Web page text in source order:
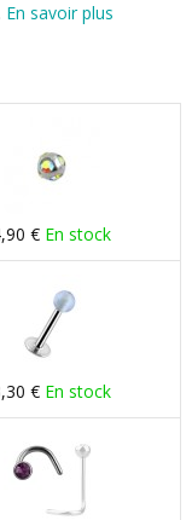
En savoir plus
€ En stock
€ En stock